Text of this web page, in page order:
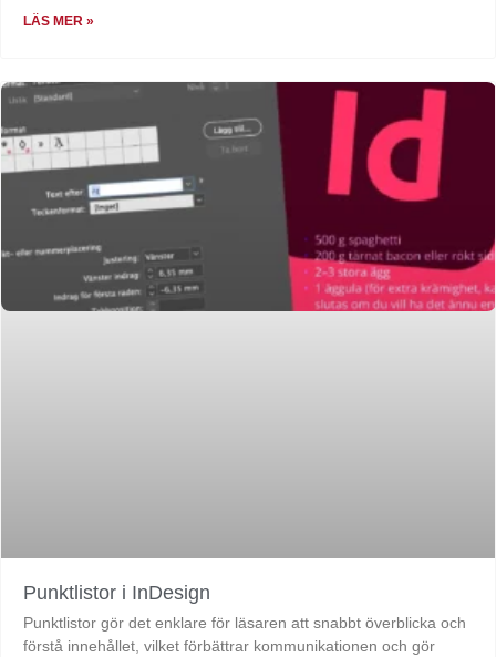
LÄS MER »
Punktlistor i InDesign
Punktlistor gör det enklare för läsaren att snabbt överblicka och
förstå innehållet, vilket förbättrar kommunikationen och gör